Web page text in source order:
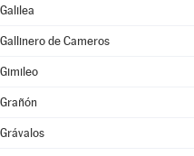
Galilea
Gallinero de Cameros
Gimileo
Grañón
Grávalos